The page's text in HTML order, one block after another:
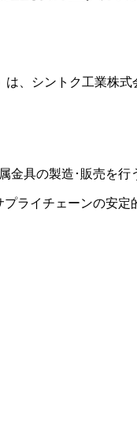
、シントク工業株
具の製造･販売を行
ライチェーンの安